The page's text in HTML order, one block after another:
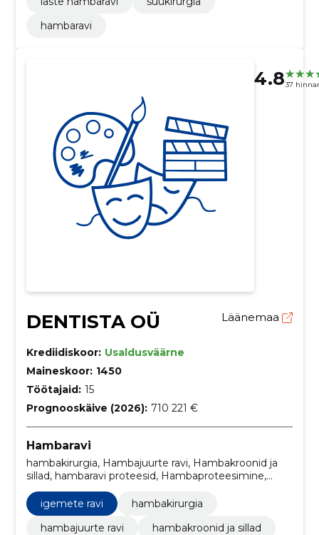
hambaravi
4.837
DENTISTA OÜ Läänemaa
Krediidiskoor: Usaldusväärne
Maineskoor: 1450
Töötajaid: 15
Prognooskäive (2026): 710 221 €
Hambaravi
hambakirurgia, Hambajuurte ravi, Hambakroonid ja
sillad, hambaravi proteesid, Hambaproteesimine,
hambaröntgen, Igemete ravi, Kinkekaart, laste
hambaravi
igemete ravi
hambakirurgia
hambajuurte ravi
hambakroonid ja sillad